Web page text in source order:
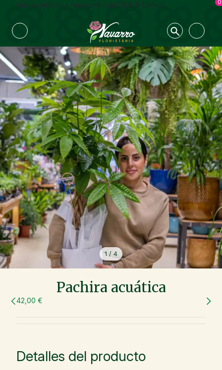
Haz tu pedido y recogelo con Click & Collect 0
1 / 4
Pachira acuática
42,00 €
Detalles del producto